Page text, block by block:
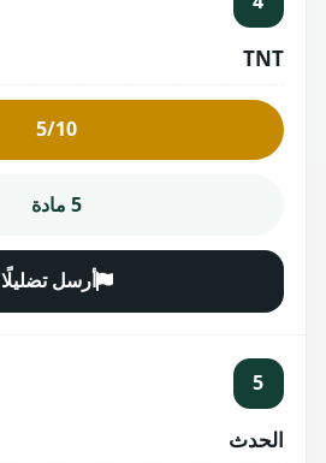
TNT
5/10
5 مادة
أرسل تضليلًا
5
الحدث